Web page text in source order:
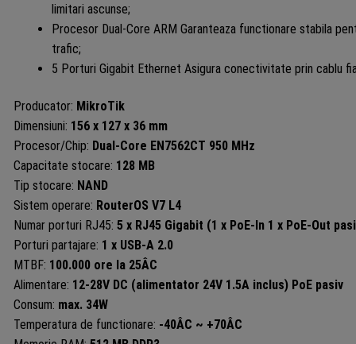
limitari ascunse;
Procesor Dual-Core ARM Garanteaza functionare stabila
trafic;
5 Porturi Gigabit Ethernet Asigura conectivitate prin cablu
Producator: MikroTik
Dimensiuni: 156 x 127 x 36 mm
Procesor/Chip: Dual-Core EN7562CT 950 MHz
Capacitate stocare: 128 MB
Tip stocare: NAND
Sistem operare: RouterOS V7 L4
Numar porturi RJ45: 5 x RJ45 Gigabit (1 x PoE-In 1 x PoE-Out
Porturi partajare: 1 x USB-A 2.0
MTBF: 100.000 ore la 25ÂC
Alimentare: 12-28V DC (alimentator 24V 1.5A inclus) PoE pasiv
Consum: max. 34W
Temperatura de functionare: -40ÂC ~ +70ÂC